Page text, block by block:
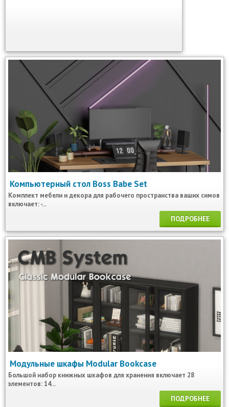
Компьютерный стол Boss Babe Set
Комплект мебели и декора для рабочего пространства ваших симов
включает: -...
ПОДРОБНЕЕ
Модульные шкафы Modular Bookcase
Большой набор книжных шкафов для хранения включает 28
элементов: 14...
ПОДРОБНЕЕ